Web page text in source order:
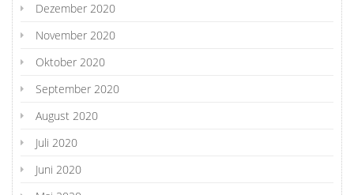
Dezember 2020
November 2020
Oktober 2020
September 2020
August 2020
Juli 2020
Juni 2020